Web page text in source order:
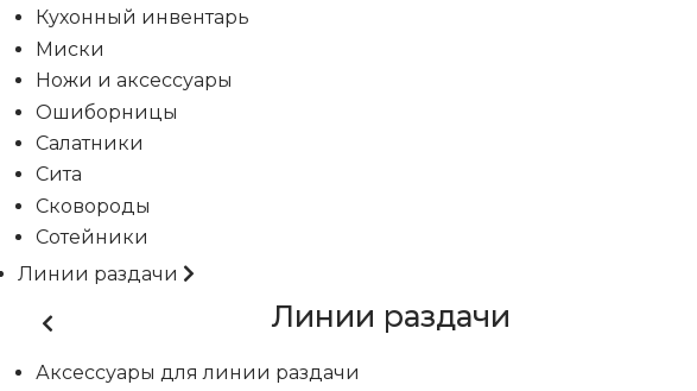
Кухонный инвентарь
Миски
Ножи и аксессуары
Ошиборницы
Салатники
Сита
Сковороды
Сотейники
Линии раздачи
Линии раздачи
Аксессуары для линии раздачи